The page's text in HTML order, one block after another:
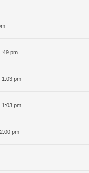
pm
1:03 pm
1:03 pm
pm